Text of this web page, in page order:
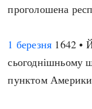
проголошена
1 березня 1642 •
сьогоднішньому
пунктом